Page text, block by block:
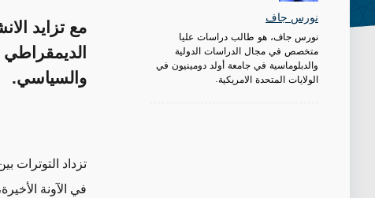
نورس جاف
نورس جاف، هو طالب دراسات عليا
متخصص في مجال الدراسات الدولية
والدبلوماسية في جامعة أولد دومينيون في
الولايات المتحدة الامريكية.
مع تزايد
الديمقراطي
والسياسي.
تزداد التوترات
في الآونة